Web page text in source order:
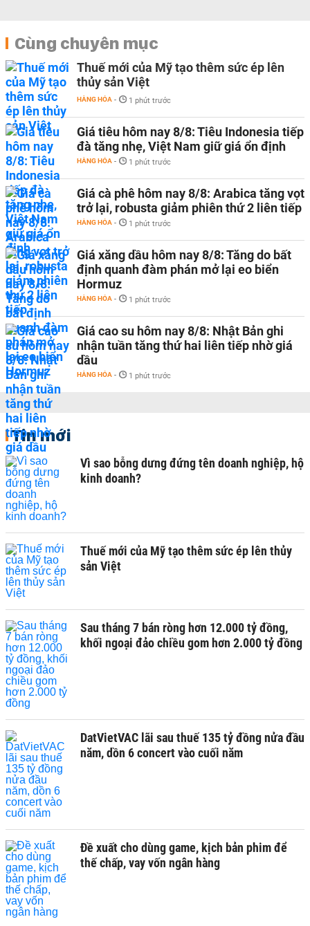
Cùng chuyên mục
Thuế mới của Mỹ tạo thêm sức ép lên
thủy sản Việt
HÀNG HÓA - 1 phút trước
Giá tiêu hôm nay 8/8: Tiêu Indonesia tiếp
đà tăng nhẹ, Việt Nam giữ giá ổn định
HÀNG HÓA - 1 phút trước
Giá cà phê hôm nay 8/8: Arabica tăng vọt
trở lại, robusta giảm phiên thứ 2 liên tiếp
HÀNG HÓA - 1 phút trước
Giá xăng dầu hôm nay 8/8: Tăng do bất
định quanh đàm phán mở lại eo biển
Hormuz
HÀNG HÓA - 1 phút trước
Giá cao su hôm nay 8/8: Nhật Bản ghi
nhận tuần tăng thứ hai liên tiếp nhờ giá
dầu
HÀNG HÓA - 1 phút trước
Tin mới
Vì sao bỗng dưng đứng tên doanh nghiệp, hộ
kinh doanh?
Thuế mới của Mỹ tạo thêm sức ép lên thủy
sản Việt
Sau tháng 7 bán ròng hơn 12.000 tỷ đồng,
khối ngoại đảo chiều gom hơn 2.000 tỷ đồng
DatVietVAC lãi sau thuế 135 tỷ đồng nửa đầu
năm, dồn 6 concert vào cuối năm
Đề xuất cho dùng game, kịch bản phim để
thế chấp, vay vốn ngân hàng